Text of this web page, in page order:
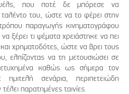
που ποτέ δε μπόρεσε να
ταλέντο του, ώστε να το φέρει στην
παραγωγής κινηματογράφου
ξέρει τι ψέματα χρειάστηκε να πει
χρηματοδότες, ώστε να βρει τους
ελπίζοντας να τη μετουσιώσει σε
καθώς ως σήμερα τον
σενάρια, περιπετειώδη
παρατημένες ταινίες.